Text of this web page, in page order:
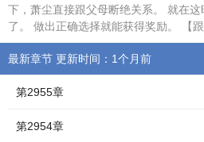
下，萧尘直接跟父母断绝关系。 就在
了。 做出正确选择就能获得奖励。 【跟
最新章节 更新时间：1个月前
第2955章
第2954章